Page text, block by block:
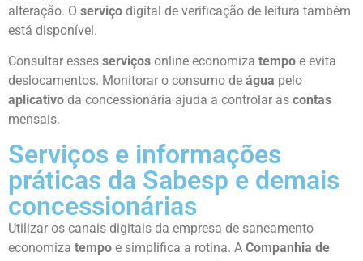
alteração. O serviço digital de verificação de leitura também
está disponível.
Consultar esses serviços online economiza tempo e evita
deslocamentos. Monitorar o consumo de água pelo
aplicativo da concessionária ajuda a controlar as contas
mensais.
Serviços e informações
práticas da Sabesp e demais
concessionárias
Utilizar os canais digitais da empresa de saneamento
economiza tempo e simplifica a rotina. A Companhia de